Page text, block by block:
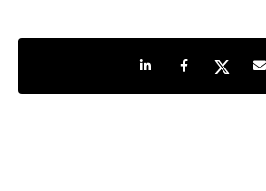
Share on LinkedIn
Share onShare on